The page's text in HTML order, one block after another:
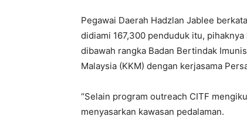
Pegawai Daerah Hadzlan Jablee
didiami 167,300 penduduk itu,
dibawah rangka Badan Bertindak
Malaysia (KKM) dengan kerjasama
“Selain program outreach CITF
menyasarkan kawasan pedalaman.